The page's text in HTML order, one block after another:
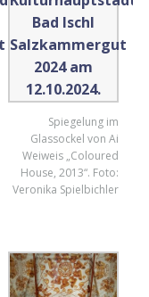
Spiegelung im
Glassockel von Ai
Weiweis „Coloured
House, 2013“. Foto:
Veronika Spielbichler